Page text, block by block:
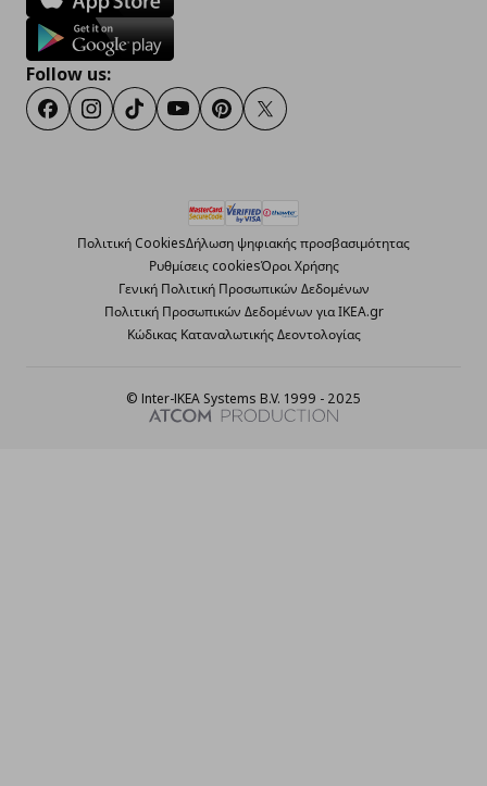
Follow us:
FacebookInstagram
TikTokYoutubePinterestTwitter
Πολιτική CookiesΔήλωση ψηφιακής προσβασιμότητας
Ρυθμίσεις cookiesΌροι Χρήσης
Γενική Πολιτική Προσωπικών Δεδομένων
Πολιτική Προσωπικών Δεδομένων για ΙΚΕΑ.gr
Κώδικας Καταναλωτικής Δεοντολογίας
© Inter-IKEA Systems B.V. 1999 - 2025